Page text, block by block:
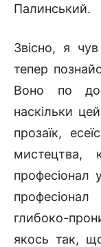
Палинський.
Звісно, я
тепер
Воно по
наскільки
прозаїк,
мистецтва,
глибоко-
якось так,